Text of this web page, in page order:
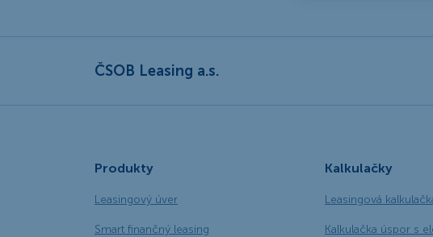
ČSOB Leasing a.s.
Produkty
Leasingový úver
Smart finančný leasing
Kalkulačky
Leasingová
Kalkulačka úspor s